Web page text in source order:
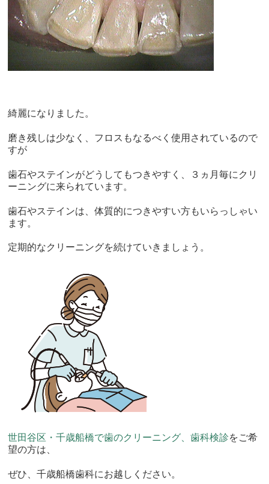
綺麗になりました。
磨き残しは少なく、フロスもなるべく使用されているので
すが
歯石やステインがどうしてもつきやすく、３ヵ月毎にクリ
ーニングに来られています。
歯石やステインは、体質的につきやすい方もいらっしゃい
ます。
定期的なクリーニングを続けていきましょう。
世田谷区・千歳船橋で歯のクリーニング、歯科検診をご希
望の方は、
ぜひ、千歳船橋歯科にお越しください。​